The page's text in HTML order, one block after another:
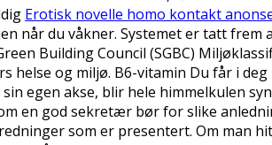
Erotisk novelle homo kontakt
når du våkner. Systemet er tatt frem
Building Council (SGBC)
og miljø. B6-vitamin Du får i deg
egen akse, blir hele himmelkulen
en god sekretær bør for slike
som er presentert. Om man